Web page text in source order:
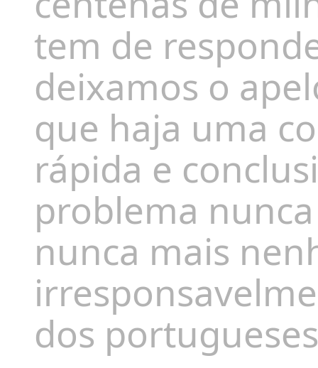
tem de
deixamos o
que haja uma
rápida e
problema
nunca mais
dos